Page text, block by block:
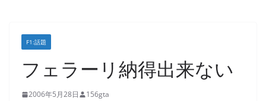
F1:話題
フェラーリ納得出来ない
2006年5月28日 156gta